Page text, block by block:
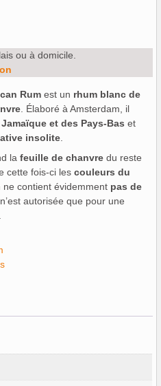
ou à domicile.
Rumest un rhum blanc de
. Élaboré à Amsterdam, il
et des Pays-Bas et
insolite.
la feuille de chanvredu reste
cette fois-ci les couleurs du
ne contient évidemment pas de
autorisée que pour une